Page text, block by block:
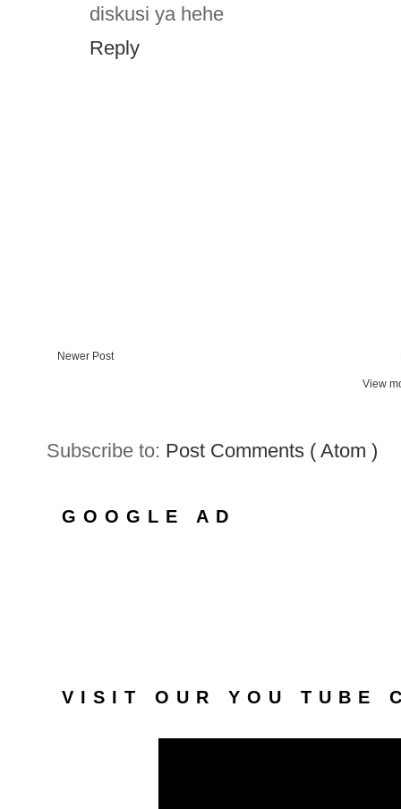
diskusi ya hehe
Reply
Newer Post
View
Subscribe to: Post Comments ( Atom )
GOOGLE AD
VISIT OUR YOU TUBE